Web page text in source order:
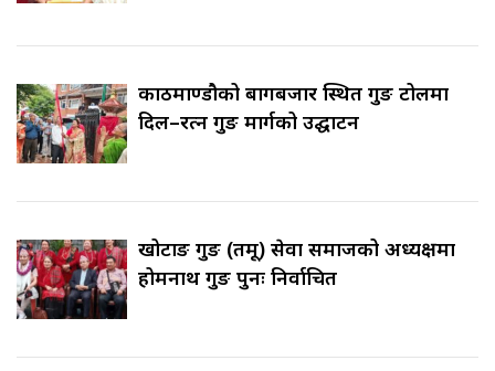
काठमाण्डौको बागबजार स्थित गुरुङ टोलमा
दिल–रत्न गुरुङ मार्गको उद्घाटन
खोटाङ गुरुङ (तमू) सेवा समाजको अध्यक्षमा
होमनाथ गुरुङ पुनः निर्वाचित